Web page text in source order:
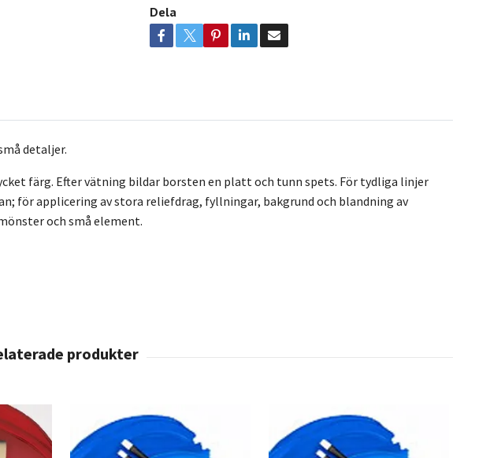
Dela
detaljer.
färg. Efter vätning bildar borsten en platt och tunn spets. För tydliga linjer
för applicering av stora reliefdrag, fyllningar, bakgrund och blandning av
och små element.